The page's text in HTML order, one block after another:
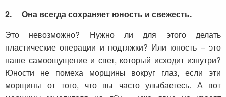
2. Она всегда сохраняет юность и свежесть.
Это невозможно? Нужно ли для этого делать
пластические операции и подтяжки? Или юность – это
наше самоощущение и свет, который исходит изнутри?
Юности не помеха морщины вокруг глаз, если эти
морщины от того, что вы часто улыбаетесь. А вот